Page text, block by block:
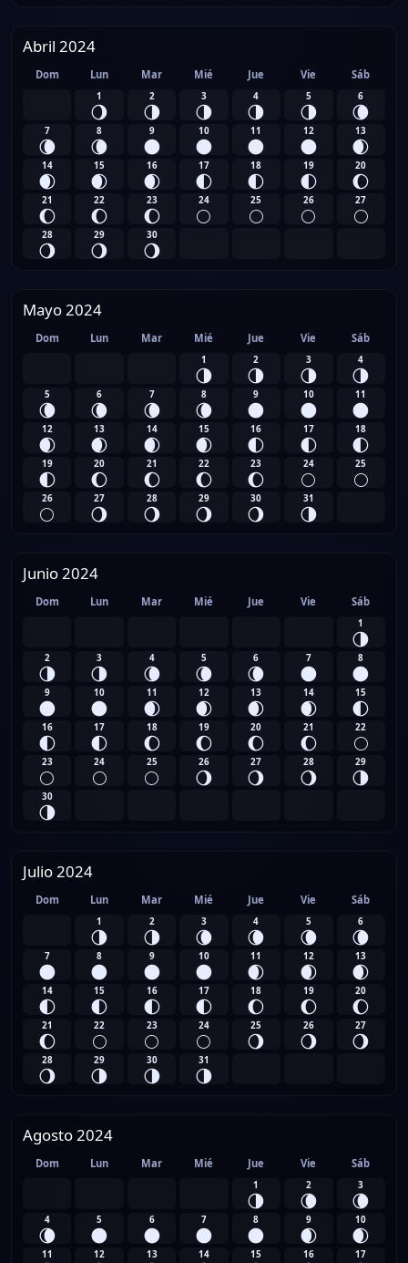
Abril 2024
Dom Lun Mar Mié Jue Vie Sáb
1
🌖
2
🌗
3
🌗
4
🌗
5
🌗
6
🌘
7
🌘
8
🌘
9
🌑
10
🌑
11
🌑
12
🌑
13
🌒
14
🌒
15
🌒
16
🌒
17
🌓
18
🌓
19
🌓
20
🌔
21
🌔
22
🌔
23
🌔
24
🌕
25
🌕
26
🌕
27
🌕
28
🌖
29
🌖
30
🌖
Mayo 2024
Dom Lun Mar Mié Jue Vie Sáb
1
🌗
2
🌗
3
🌗
4
🌗
5
🌘
6
🌘
7
🌘
8
🌘
9
🌑
10
🌑
11
🌑
12
🌒
13
🌒
14
🌒
15
🌒
16
🌓
17
🌓
18
🌓
19
🌓
20
🌔
21
🌔
22
🌔
23
🌔
24
🌕
25
🌕
26
🌕
27
🌖
28
🌖
29
🌖
30
🌖
31
🌗
Junio 2024
Dom Lun Mar Mié Jue Vie Sáb
1
🌗
2
🌗
3
🌗
4
🌘
5
🌘
6
🌘
7
🌑
8
🌑
9
🌑
10
🌑
11
🌒
12
🌒
13
🌒
14
🌒
15
🌓
16
🌓
17
🌓
18
🌔
19
🌔
20
🌔
21
🌔
22
🌕
23
🌕
24
🌕
25
🌕
26
🌖
27
🌖
28
🌖
29
🌗
30
🌗
Julio 2024
Dom Lun Mar Mié Jue Vie Sáb
1
🌗
2
🌗
3
🌘
4
🌘
5
🌘
6
🌘
7
🌑
8
🌑
9
🌑
10
🌑
11
🌒
12
🌒
13
🌒
14
🌓
15
🌓
16
🌓
17
🌓
18
🌔
19
🌔
20
🌔
21
🌔
22
🌕
23
🌕
24
🌕
25
🌖
26
🌖
27
🌖
28
🌖
29
🌗
30
🌗
31
🌗
Agosto 2024
Dom Lun Mar Mié Jue Vie Sáb
1
🌗
2
🌘
3
🌘
4
🌘
5
🌑
6
🌑
7
🌑
8
🌑
9
🌒
10
🌒
11 12 13 14 15 16 17